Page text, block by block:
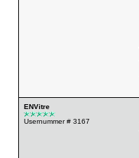
ENVitre
Usernummer # 3167